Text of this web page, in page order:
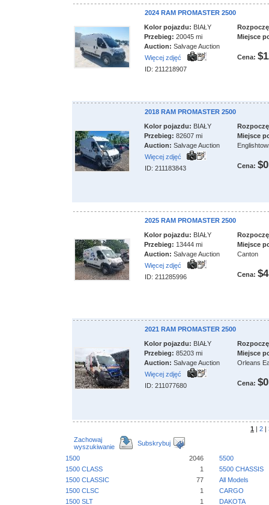
2024 RAM PROMASTER 2500
Kolor pojazdu: BIAŁY
Przebieg: 20045 mi
Auction: Salvage Auction
Więcej zdjęć
ID: 211218907
Miejsce
Cena:
2018 RAM PROMASTER 2500
Kolor pojazdu: BIAŁY
Przebieg: 82607 mi
Auction: Salvage Auction
Więcej zdjęć
ID: 211183843
Miejsce
Cena: $0
2025 RAM PROMASTER 2500
Kolor pojazdu: BIAŁY
Przebieg: 13444 mi
Auction: Salvage Auction
Więcej zdjęć
ID: 211285996
Miejsce
Canton
Cena:
2021 RAM PROMASTER 2500
Kolor pojazdu: BIAŁY
Przebieg: 85203 mi
Auction: Salvage Auction
Więcej zdjęć
ID: 211077680
Miejsce
Orleans
Cena: $0
1 | 2 |
Zachowaj
wyszukiwanie
Subskrybuj
1500 2046
5500
1500 CLASS
1
5500 CHASSIS
1500 CLASSIC
77
All Models
1500 CLSC
1
CARGO
1500 SLT
1 DAKOTA